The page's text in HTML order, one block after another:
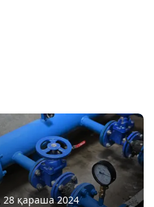
28 қараша 2024